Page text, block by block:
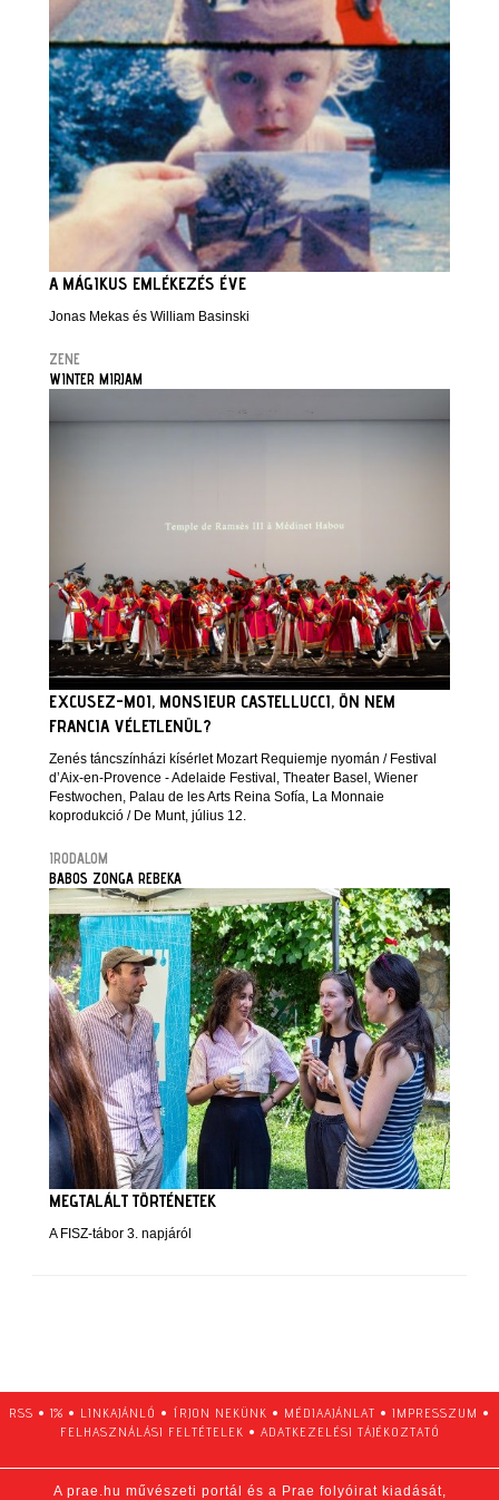
A MÁGIKUS EMLÉKEZÉS ÉVE
Jonas Mekas és William Basinski
ZENE
WINTER MIRJAM
EXCUSEZ-MOI, MONSIEUR CASTELLUCCI, ÖN NEM
FRANCIA VÉLETLENÜL?
Zenés táncszínházi kísérlet Mozart Requiemje nyomán / Festival
d’Aix-en-Provence - Adelaide Festival, Theater Basel, Wiener
Festwochen, Palau de les Arts Reina Sofía, La Monnaie
koprodukció / De Munt, július 12.
IRODALOM
BABOS ZONGA REBEKA
MEGTALÁLT TÖRTÉNETEK
A FISZ-tábor 3. napjáról
RSS • 1% • LINKAJÁNLÓ • ÍRJON NEKÜNK • MÉDIAAJÁNLAT • IMPRESSZUM •
FELHASZNÁLÁSI FELTÉTELEK • ADATKEZELÉSI TÁJÉKOZTATÓ
A prae.hu művészeti portál és a Prae folyóirat kiadását,